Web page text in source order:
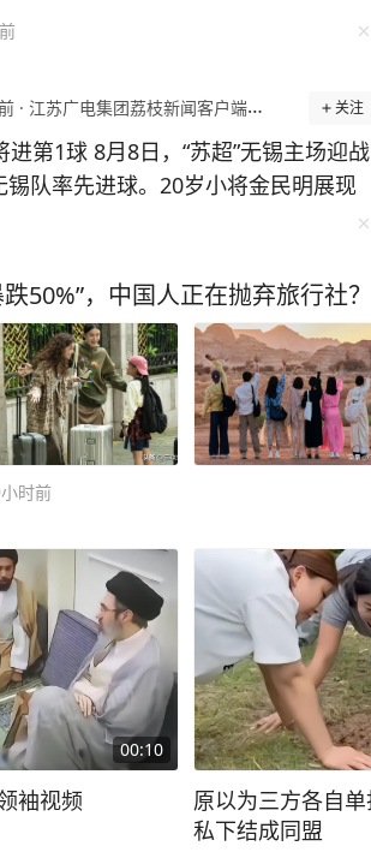
· 江苏广电集团荔枝新闻客户端官方账号 关注
第1球 8月8日，“苏超”无锡主场迎战
队率先进球。20岁小将金民明展现
50%”，中国人正在抛弃旅行社？
时前
00:10
袖视频
原以为三方各自
私下结成同盟